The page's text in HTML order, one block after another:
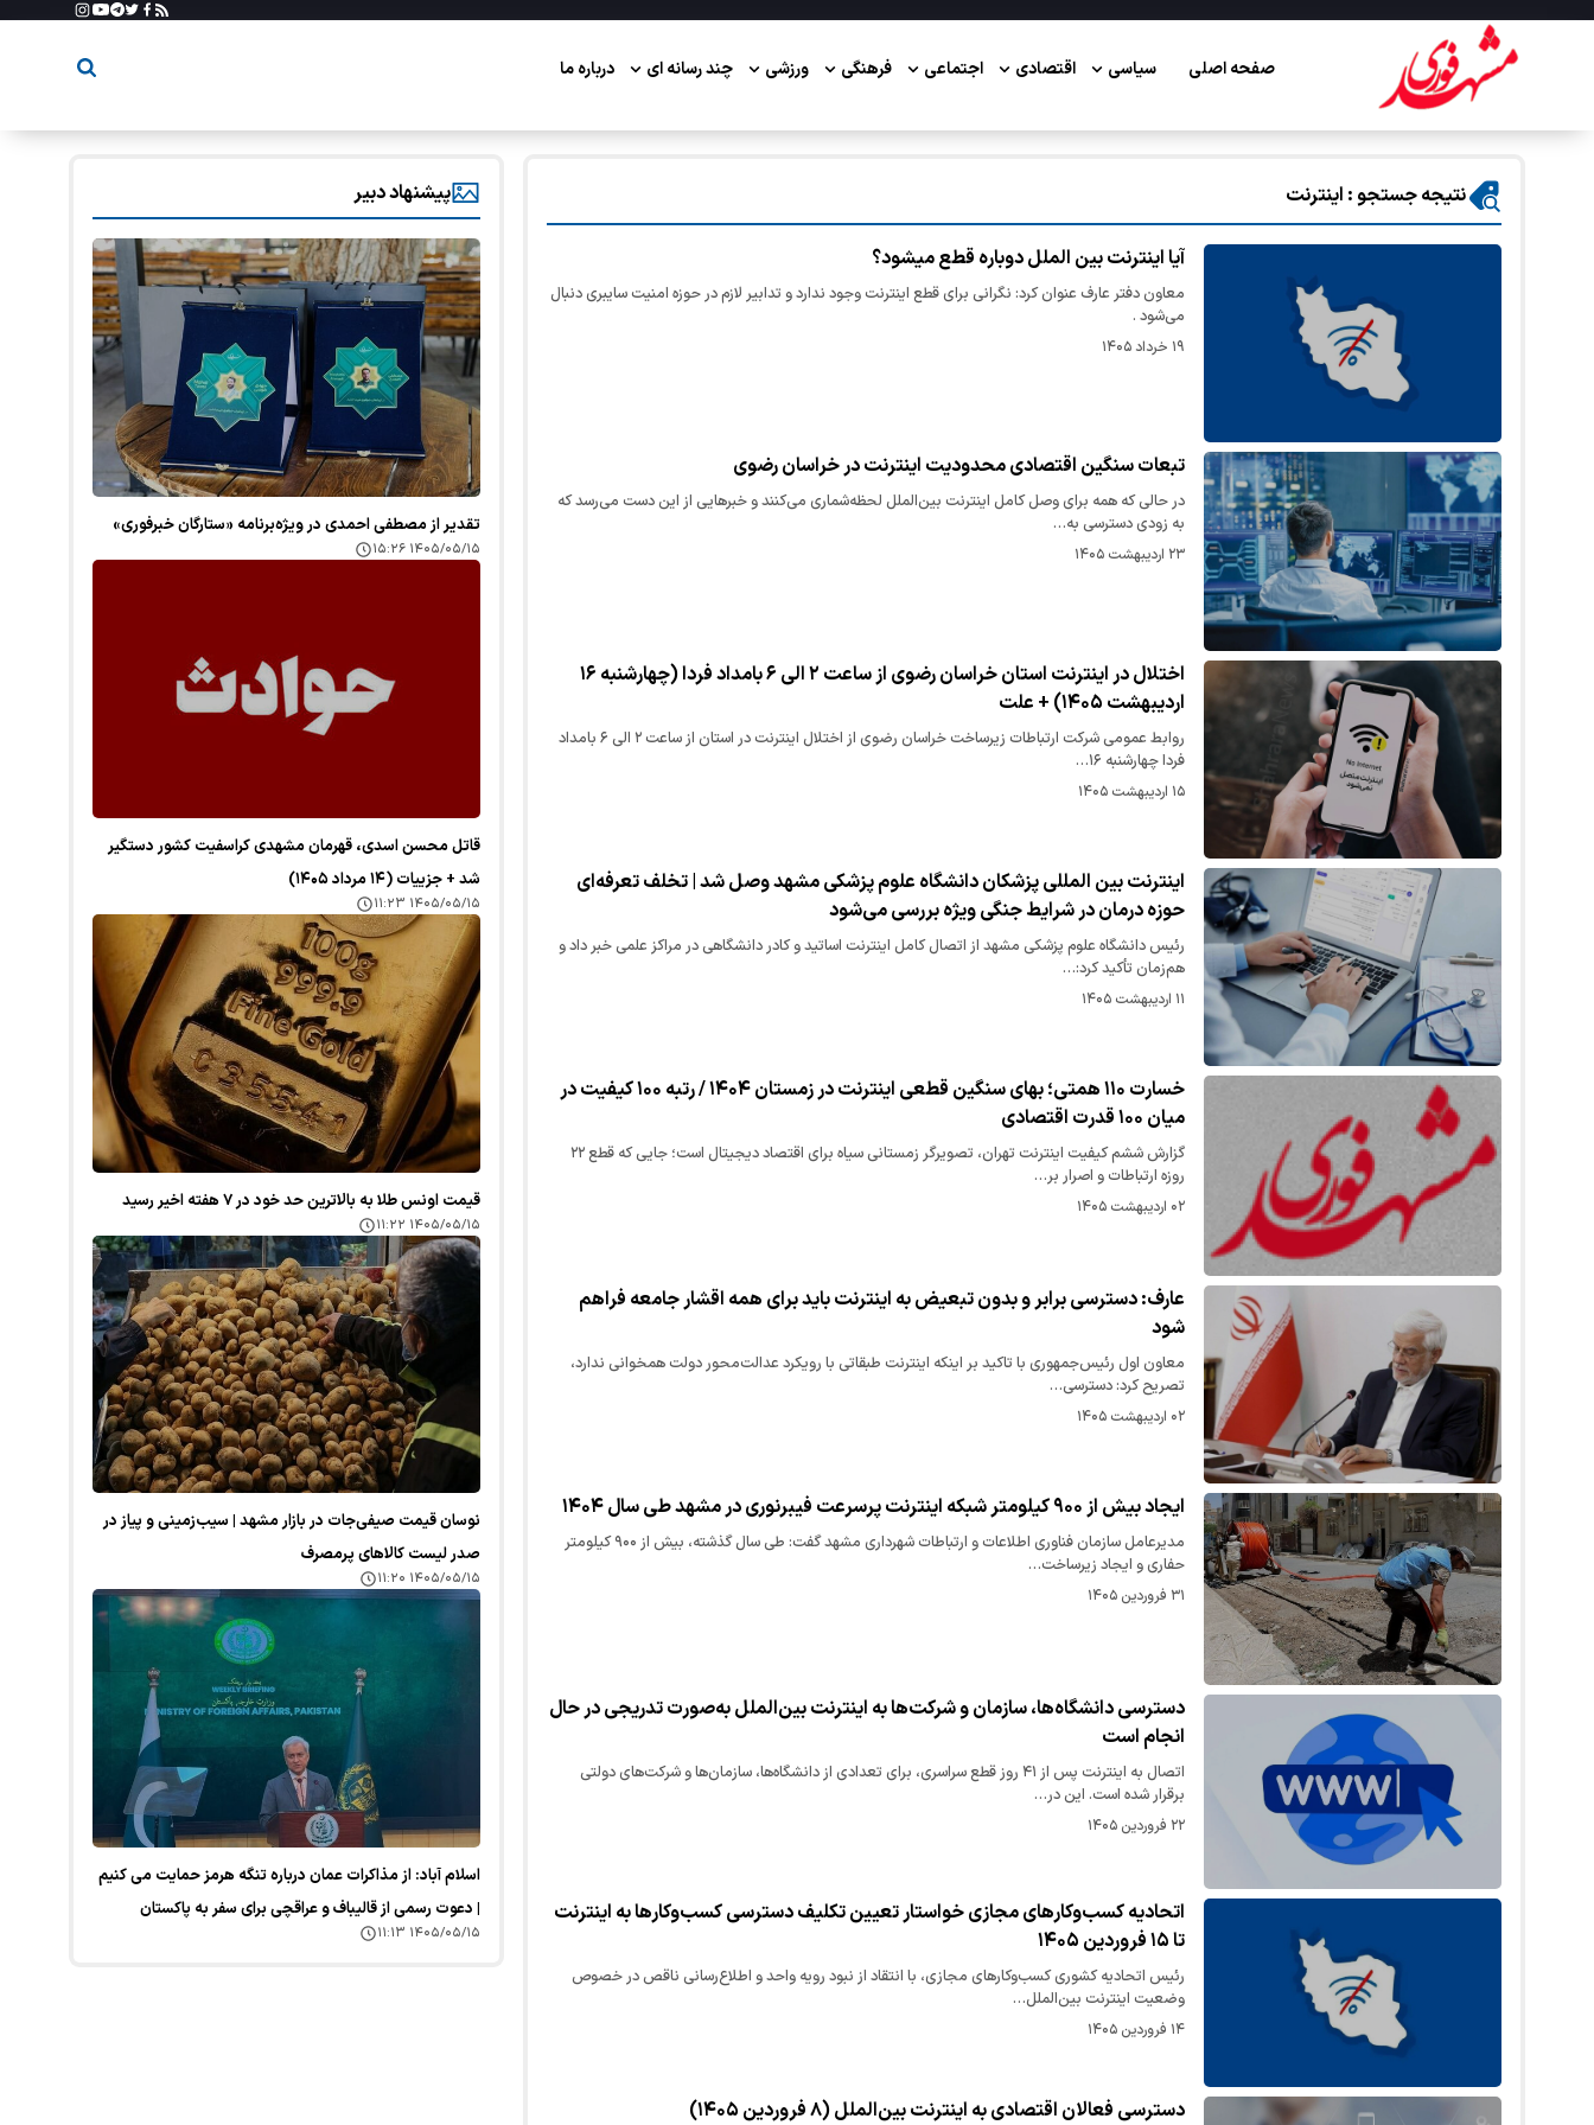
صفحه اصلی سیاسی اقتصادی اجتماعی فرهنگی ورزشی چند رسانه ای درباره ما
نتیجه جستجو : اینترنت
آیا اینترنت بین الملل دوباره قطع میشود؟
معاون دفتر عارف عنوان کرد: نگرانی برای قطع اینترنت وجود ندارد و تدابیر لازم در حوزه امنیت سایبری دنبال
می‌شود .
۱۹ خرداد ۱۴۰۵
تبعات سنگین اقتصادی محدودیت اینترنت در خراسان رضوی
در حالی که همه برای وصل کامل اینترنت بین‌الملل لحظه‌شماری می‌کنند و خبرهایی از این دست می‌رسد که
به زودی دسترسی به…
۲۳ اردیبهشت ۱۴۰۵
اختلال در اینترنت استان خراسان رضوی از ساعت ۲ الی ۶ بامداد فردا (چهارشنبه ۱۶
اردیبهشت ۱۴۰۵) + علت
روابط عمومی شرکت ارتباطات زیرساخت خراسان رضوی از اختلال اینترنت در استان از ساعت ۲ الی ۶ بامداد
فردا چهارشنبه ۱۶…
۱۵ اردیبهشت ۱۴۰۵
اینترنت بین المللی پزشکان دانشگاه علوم پزشکی مشهد وصل شد | تخلف تعرفه‌ای
حوزه درمان در شرایط جنگی ویژه بررسی می‌شود
رئیس دانشگاه علوم پزشکی مشهد از اتصال کامل اینترنت اساتید و کادر دانشگاهی در مراکز علمی خبر داد و
هم‌زمان تأکید کرد:…
۱۱ اردیبهشت ۱۴۰۵
خسارت ۱۱۰ همتی؛ بهای سنگین قطعی اینترنت در زمستان ۱۴۰۴ / رتبه ۱۰۰ کیفیت در
میان ۱۰۰ قدرت اقتصادی
گزارش ششم کیفیت اینترنت تهران، تصویرگر زمستانی سیاه برای اقتصاد دیجیتال است؛ جایی که قطع ۲۲
روزه ارتباطات و اصرار بر…
۰۲ اردیبهشت ۱۴۰۵
عارف: دسترسی برابر و بدون تبعیض به اینترنت باید برای همه اقشار جامعه فراهم
شود
معاون اول رئیس‌جمهوری با تاکید بر اینکه اینترنت طبقاتی با رویکرد عدالت‌محور دولت همخوانی ندارد،
تصریح کرد: دسترسی…
۰۲ اردیبهشت ۱۴۰۵
ایجاد بیش از ۹۰۰ کیلومتر شبکه اینترنت پرسرعت فیبرنوری در مشهد طی سال ۱۴۰۴
مدیرعامل سازمان فناوری اطلاعات و ارتباطات شهرداری مشهد گفت: طی سال گذشته، بیش از ۹۰۰ کیلومتر
حفاری و ایجاد زیرساخت…
۳۱ فروردین ۱۴۰۵
دسترسی دانشگاه‌ها، سازمان و شرکت‌ها به اینترنت بین‌الملل به‌صورت تدریجی در حال
انجام است
اتصال به اینترنت پس از ۴۱ روز قطع سراسری، برای تعدادی از دانشگاه‌ها، سازمان‌ها و شرکت‌های دولتی
برقرار شده است. این در…
۲۲ فروردین ۱۴۰۵
اتحادیه کسب‌وکار‌های مجازی خواستار تعیین تکلیف دسترسی کسب‌وکار‌ها به اینترنت
تا ۱۵ فروردین ۱۴۰۵
رئیس اتحادیه کشوری کسب‌وکار‌های مجازی، با انتقاد از نبود رویه واحد و اطلاع‌رسانی ناقص در خصوص
وضعیت اینترنت بین‌الملل…
۱۴ فروردین ۱۴۰۵
دسترسی فعالان اقتصادی به اینترنت بین‌الملل (۸ فروردین ۱۴۰۵)
پیشنهاد دبیر
تقدیر از مصطفی احمدی در ویژه‌برنامه «ستارگان خبرفوری»
۱۴۰۵/۰۵/۱۵ ۱۵:۲۶
قاتل محسن اسدی، قهرمان مشهدی کراسفیت کشور دستگیر
شد + جزییات (۱۴ مرداد ۱۴۰۵)
۱۴۰۵/۰۵/۱۵ ۱۱:۲۳
قیمت اونس طلا به بالاترین حد خود در ۷ هفته اخیر رسید
۱۴۰۵/۰۵/۱۵ ۱۱:۲۲
نوسان قیمت صیفی‌جات در بازار مشهد | سیب‌زمینی و پیاز در
صدر لیست کالا‌های پرمصرف
۱۴۰۵/۰۵/۱۵ ۱۱:۲۰
اسلام آباد: از مذاکرات عمان درباره تنگه هرمز حمایت می کنیم
| دعوت رسمی از قالیباف و عراقچی برای سفر به پاکستان
۱۴۰۵/۰۵/۱۵ ۱۱:۱۳